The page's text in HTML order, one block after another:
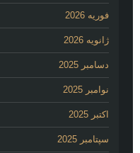
فوریه 2026
ژانویه 2026
دسامبر 2025
نوامبر 2025
اکتبر 2025
سپتامبر 2025